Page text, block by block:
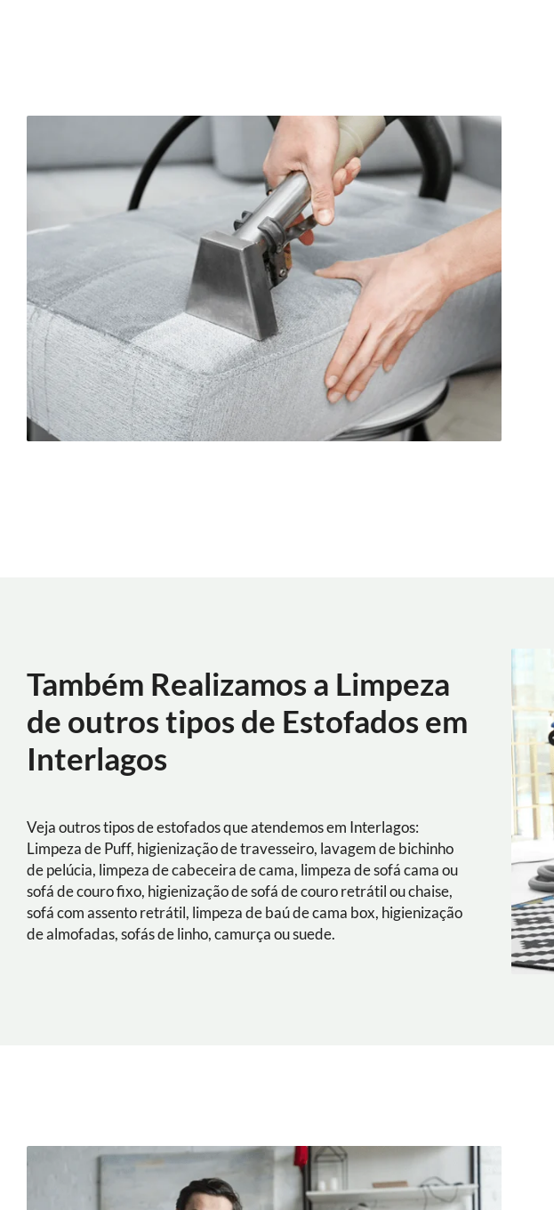
Também Realizamos a Limpeza
de outros tipos de Estofados em
Interlagos
Veja outros tipos de estofados que atendemos em Interlagos:
Limpeza de Puff, higienização de travesseiro, lavagem de bichinho
de pelúcia, limpeza de cabeceira de cama, limpeza de sofá cama ou
sofá de couro fixo, higienização de sofá de couro retrátil ou chaise,
sofá com assento retrátil, limpeza de baú de cama box, higienização
de almofadas, sofás de linho, camurça ou suede.